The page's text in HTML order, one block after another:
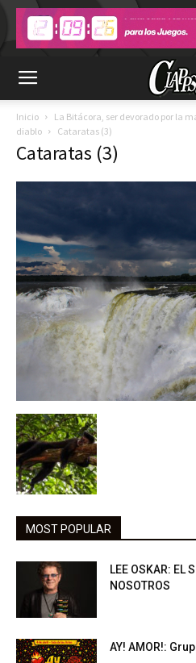
Inicio
La Bitácora, ser devorado por la
diablo
Cataratas (3)
Cataratas (3)
MOST POPULAR
LEE OSKAR: EL
NOSOTROS
AY! AMOR!: